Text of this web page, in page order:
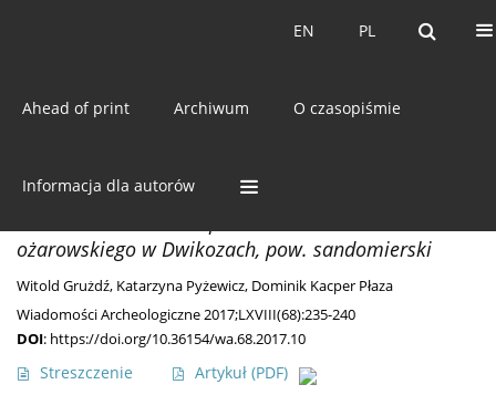
PL
EN PL
EN
Ahead of print Archiwum O czasopiśmie
Informacja dla autorów
AutorDominik Płaza
ODKRYCIA
ożarowskiego w Dwikozach, pow. sandomierski
Witold Grużdź, Katarzyna Pyżewicz, Dominik Kacper Płaza
Wiadomości Archeologiczne 2017;LXVIII(68):235-240
DOI: https://doi.org/10.36154/wa.68.2017.10
Streszczenie Artykuł (PDF)